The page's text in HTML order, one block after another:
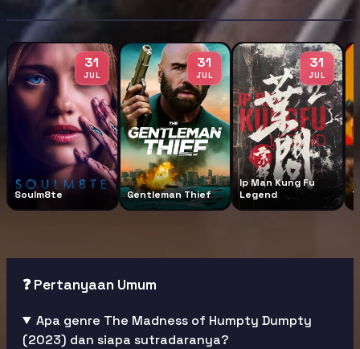
31
JUL
Soulm8te
31
JUL
Gentleman Thief
31
JUL
Ip Man Kung Fu
Legend
❓ Pertanyaan Umum
Apa genre The Madness of Humpty Dumpty
(2023) dan siapa sutradaranya?